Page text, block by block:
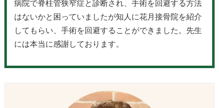
病院で脊柱管狭窄症と診断され、手術を回避する方法
はないかと困っていましたが知人に花月接骨院を紹介
してもらい、手術を回避することができました。先生
には本当に感謝しております。